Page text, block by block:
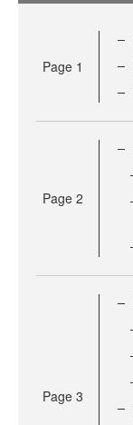
Page 1
Page 2
Page 3